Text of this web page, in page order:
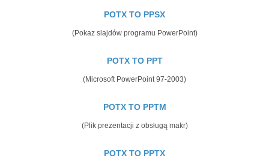
POTX TO PPSX
(Pokaz slajdów programu PowerPoint)
POTX TO PPT
(Microsoft PowerPoint 97-2003)
POTX TO PPTM
(Plik prezentacji z obsługą makr)
POTX TO PPTX